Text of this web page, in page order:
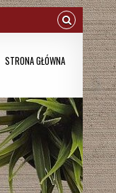
STRONA GŁÓWNA